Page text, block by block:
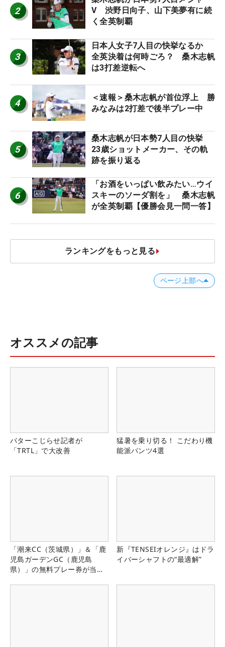
2
V 渋野日向子、山下美夢有に続
く全英制覇
3
日本人女子7人目の快挙なるか
全英決着は何時ごろ？ 桑木志帆
は3打差逆転へ
4
＜速報＞桑木志帆が首位浮上 勝
みなみは2打差で後半プレー中
5
桑木志帆が日本勢7人目の快挙
23歳ショットメーカー、その軌
跡を振り返る
6
「お酒をいっぱい飲みたい…ウイ
スキーのソーダ割を」 桑木志帆
が全英制覇【優勝会見一問一答】
ランキングをもっと見る
ページ上部へ
オススメの記事
パターこじらせ記者が
「TRTL」で大改善
猛暑を乗り切る！ こだわり機
能派パンツ4選
「潮来CC（茨城県）」＆「鹿
児島ガーデンGC（鹿児島
県）」の無料プレー券が当た
新『TENSEIオレンジ』はドラ
イバーシャフトの“最適解”